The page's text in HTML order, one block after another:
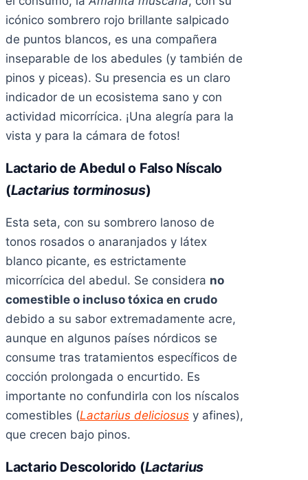
icónico sombrero rojo brillante salpicado
de puntos blancos, es una compañera
inseparable de los abedules (y también de
pinos y piceas). Su presencia es un claro
indicador de un ecosistema sano y con
actividad micorrícica. ¡Una alegría para la
vista y para la cámara de fotos!
Lactario de Abedul o Falso Níscalo
(Lactarius torminosus)
Esta seta, con su sombrero lanoso de
tonos rosados o anaranjados y látex
blanco picante, es estrictamente
micorrícica del abedul. Se considera no
comestible o incluso tóxica en crudo
debido a su sabor extremadamente acre,
aunque en algunos países nórdicos se
consume tras tratamientos específicos de
cocción prolongada o encurtido. Es
importante no confundirla con los níscalos
comestibles (Lactarius deliciosus y afines),
que crecen bajo pinos.
Lactario Descolorido (Lactarius